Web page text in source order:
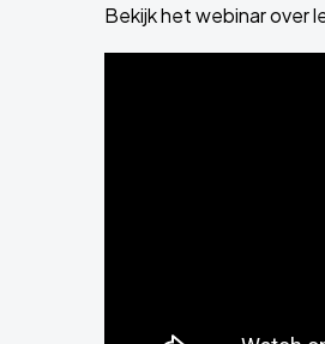
Bekijk het webinar over